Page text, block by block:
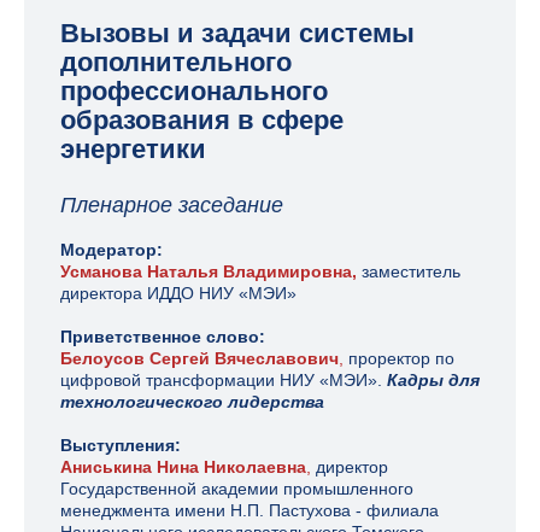
Вызовы и задачи системы
дополнительного
профессионального
образования в сфере
энергетики
Пленарное заседание
Модератор:
Усманова Наталья Владимировна, заместитель
директора ИДДО НИУ «МЭИ»
Приветственное слово:
Белоусов Сергей Вячеславович проректор по
цифровой трансформации НИУ «МЭИ». Кадры для
технологического лидерства
Выступления:
Аниськина Нина Николаевна директор
Государственной академии промышленного
менеджмента имени Н.П. Пастухова - филиала